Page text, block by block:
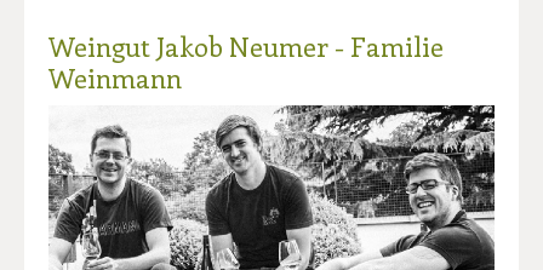
Weingut Jakob Neumer - Familie
Weinmann